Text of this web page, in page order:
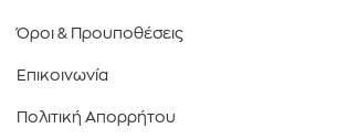
Όροι & Προυποθέσεις
Επικοινωνία
Πολιτική Απορρήτου